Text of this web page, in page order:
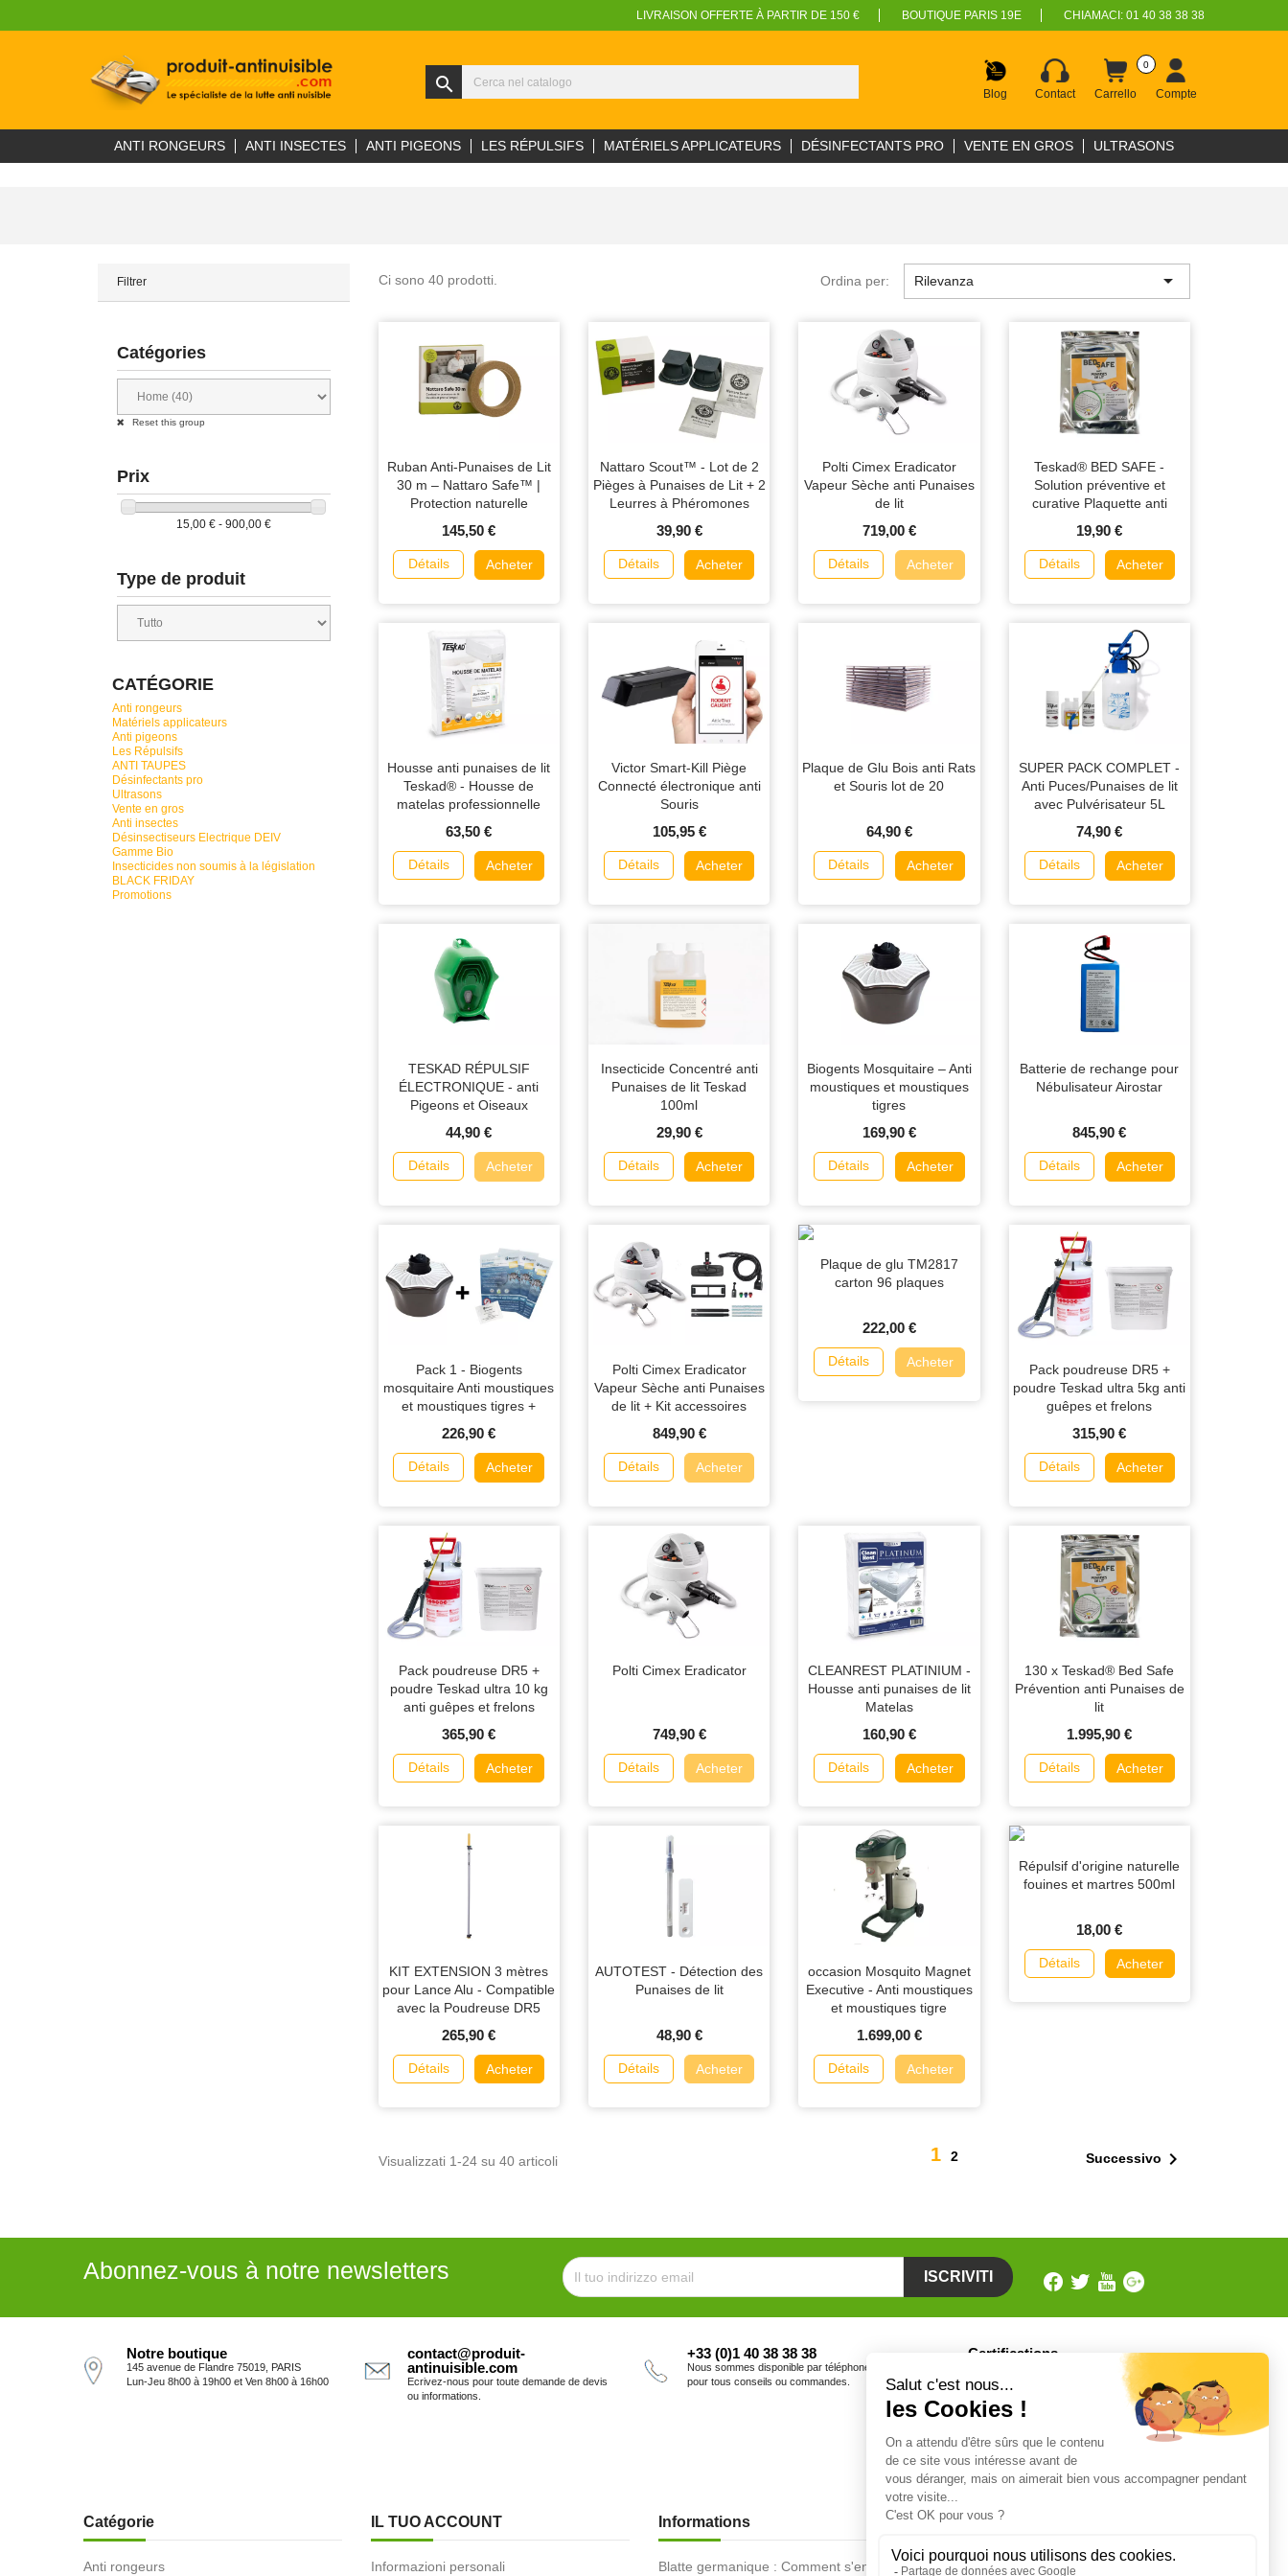
LIVRAISON OFFERTE À PARTIR DE 150 € BOUTIQUE PARIS 19E CHIAMACI: 01 40 38 38 38
search Blog Contact Carrello
0
Compte
ANTI RONGEURS ANTI INSECTES ANTI PIGEONS LES RÉPULSIFS MATÉRIELS APPLICATEURS DÉSINFECTANTS PRO VENTE EN GROS ULTRASONS
Filtrer
Catégories
Reset this group
Prix
15,00 € - 900,00 €
Type de produit
CATÉGORIE
Anti rongeurs
Matériels applicateurs
Anti pigeons
Les Répulsifs
ANTI TAUPES
Désinfectants pro
Ultrasons
Vente en gros
Anti insectes
Désinsectiseurs Electrique DEIV
Gamme Bio
Insecticides non soumis à la législation
BLACK FRIDAY
Promotions
Ci sono 40 prodotti. Ordina per: Rilevanza 
Ruban Anti-Punaises de Lit
30 m – Nattaro Safe™ |
Protection naturelle
145,50 €
Détails Acheter
Nattaro Scout™ - Lot de 2
Pièges à Punaises de Lit + 2
Leurres à Phéromones
39,90 €
Détails Acheter
Polti Cimex Eradicator
Vapeur Sèche anti Punaises
de lit
719,00 €
Détails Acheter
Teskad® BED SAFE -
Solution préventive et
curative Plaquette anti
19,90 €
Détails Acheter
Housse anti punaises de lit
Teskad® - Housse de
matelas professionnelle
63,50 €
Détails Acheter
Victor Smart-Kill Piège
Connecté électronique anti
Souris
105,95 €
Détails Acheter
Plaque de Glu Bois anti Rats
et Souris lot de 20
64,90 €
Détails Acheter
SUPER PACK COMPLET -
Anti Puces/Punaises de lit
avec Pulvérisateur 5L
74,90 €
Détails Acheter
TESKAD RÉPULSIF
ÉLECTRONIQUE - anti
Pigeons et Oiseaux
44,90 €
Détails Acheter
Insecticide Concentré anti
Punaises de lit Teskad
100ml
29,90 €
Détails Acheter
Biogents Mosquitaire – Anti
moustiques et moustiques
tigres
169,90 €
Détails Acheter
Batterie de rechange pour
Nébulisateur Airostar
845,90 €
Détails Acheter
Pack 1 - Biogents
mosquitaire Anti moustiques
et moustiques tigres +
6 mois
226,90 €
Détails Acheter
Polti Cimex Eradicator
Vapeur Sèche anti Punaises
de lit + Kit accessoires
849,90 €
Détails Acheter
Plaque de glu TM2817
carton 96 plaques
222,00 €
Détails Acheter
Pack poudreuse DR5 +
poudre Teskad ultra 5kg anti
guêpes et frelons
315,90 €
Détails Acheter
Pack poudreuse DR5 +
poudre Teskad ultra 10 kg
anti guêpes et frelons
365,90 €
Détails Acheter
Polti Cimex Eradicator
749,90 €
Détails Acheter
CLEANREST PLATINIUM -
Housse anti punaises de lit
Matelas
160,90 €
Détails Acheter
130 x Teskad® Bed Safe
Prévention anti Punaises de
lit
1.995,90 €
Détails Acheter
KIT EXTENSION 3 mètres
pour Lance Alu - Compatible
avec la Poudreuse DR5
265,90 €
Détails Acheter
AUTOTEST - Détection des
Punaises de lit
48,90 €
Détails Acheter
occasion Mosquito Magnet
Executive - Anti moustiques
et moustiques tigre
1.699,00 €
Détails Acheter
Répulsif d'origine naturelle
fouines et martres 500ml
18,00 €
Détails Acheter
Visualizzati 1-24 su 40 articoli 1 2 Successivo 
Abonnez-vous à notre newsletters
Notre boutique
145 avenue de Flandre 75019, PARIS
Lun-Jeu 8h00 à 19h00 et Ven 8h00 à 16h00
contact@produit-
antinuisible.com
Ecrivez-nous pour toute demande de devis
ou informations.
+33 (0)1 40 38 38 38
Nous sommes disponible par téléphone
pour tous conseils ou commandes.
Certifications
Personnel certifié CERTIPHYTO et
CERTIFICAT BIOCIDE
Catégorie
Anti rongeurs
IL TUO ACCOUNT
Informazioni personali
Informations
Blatte germanique : Comment s'en
Fiches conseils
Insecte